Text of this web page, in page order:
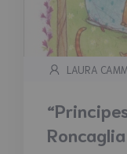
LAURA